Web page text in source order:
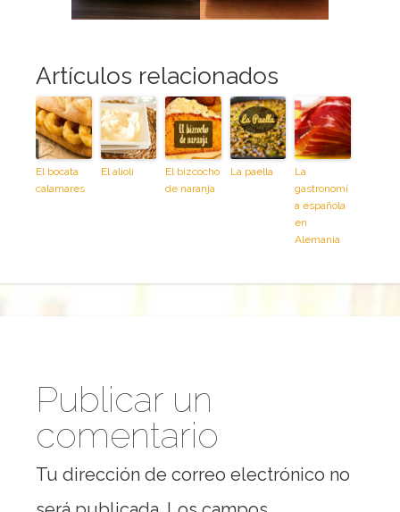
Artículos relacionados
El bocata
calamares
El alioli
El bizcocho
de naranja
La paella
La
gastronomí
a española
en
Alemania
Publicar un
comentario
Tu dirección de correo electrónico no